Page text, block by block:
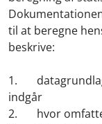
til at beregne
beskrive:
1.
indgår
2. hvor